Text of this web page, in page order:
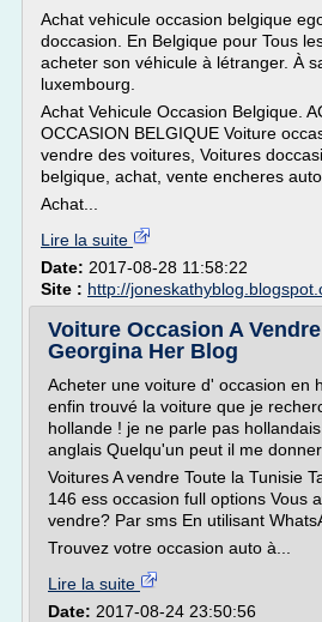
Achat vehicule occasion belgique
doccasion. En Belgique pour Tous
acheter son véhicule à létranger. À
luxembourg.
Achat Vehicule Occasion Belgique.
OCCASION BELGIQUE Voiture
vendre des voitures, Voitures
belgique, achat, vente encheres auto
Achat...
Lire la suite
Date: 2017-08-28 11:58:22
Site : http://
Voiture Occasion A
Georgina Her Blog
Acheter une voiture d' occasion en
enfin trouvé la voiture que je
hollande ! je ne parle pas
anglais Quelqu'un peut il me donner
Voitures A vendre Toute la Tunisie
146 ess occasion full options Vous
vendre? Par sms En utilisant
Trouvez votre occasion auto à...
Lire la suite
Date: 2017-08-24 23:50:56